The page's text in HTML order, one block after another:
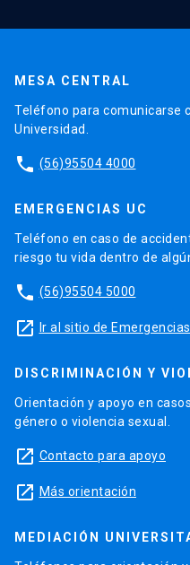
MESA CENTRAL
Teléfono para comunicarse
Universidad.
phone (56)95504 4000
EMERGENCIAS UC
Teléfono en caso de
riesgo tu vida dentro de
phone (56)95504 5000
launch Ir al sitio de Emergencias
DISCRIMINACIÓN Y
Orientación y apoyo en
género o violencia sexual.
launch Contacto para apoyo
launch Más orientación
MEDIACIÓN